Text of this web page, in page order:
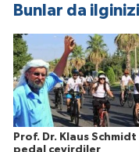
Bunlar da
Prof. Dr. Klaus Schmidt
pedal çevirdiler